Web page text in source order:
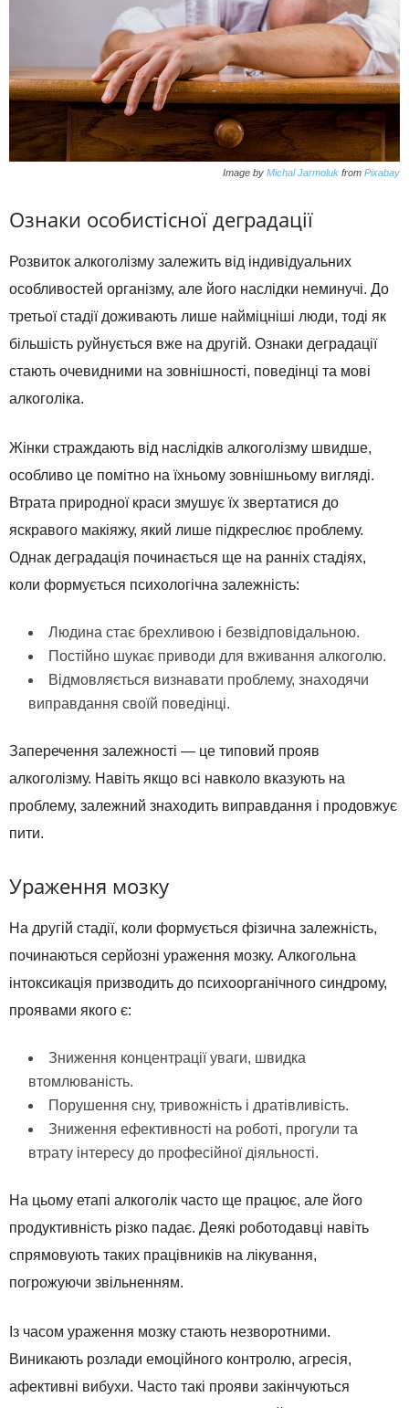
Image by Michal Jarmoluk from Pixabay
Ознаки особистісної деградації
Розвиток алкоголізму залежить від індивідуальних
особливостей організму, але його наслідки неминучі. До
третьої стадії доживають лише найміцніші люди, тоді як
більшість руйнується вже на другій. Ознаки деградації
стають очевидними на зовнішності, поведінці та мові
алкоголіка.
Жінки страждають від наслідків алкоголізму швидше,
особливо це помітно на їхньому зовнішньому вигляді.
Втрата природної краси змушує їх звертатися до
яскравого макіяжу, який лише підкреслює проблему.
Однак деградація починається ще на ранніх стадіях,
коли формується психологічна залежність:
Людина стає брехливою і безвідповідальною.
Постійно шукає приводи для вживання алкоголю.
Відмовляється визнавати проблему, знаходячи
виправдання своїй поведінці.
Заперечення залежності — це типовий прояв
алкоголізму. Навіть якщо всі навколо вказують на
проблему, залежний знаходить виправдання і продовжує
пити.
Ураження мозку
На другій стадії, коли формується фізична залежність,
починаються серйозні ураження мозку. Алкогольна
інтоксикація призводить до психоорганічного синдрому,
проявами якого є:
Зниження концентрації уваги, швидка
втомлюваність.
Порушення сну, тривожність і дратівливість.
Зниження ефективності на роботі, прогули та
втрату інтересу до професійної діяльності.
На цьому етапі алкоголік часто ще працює, але його
продуктивність різко падає. Деякі роботодавці навіть
спрямовують таких працівників на лікування,
погрожуючи звільненням.
Із часом ураження мозку стають незворотними.
Виникають розлади емоційного контролю, агресія,
афективні вибухи. Часто такі прояви закінчуються